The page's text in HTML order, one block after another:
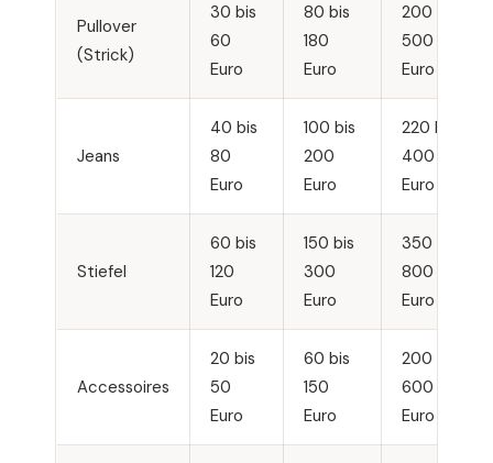
Pullover
(Strick)
30 bis
60
Euro
80 bis
180
Euro
200 bis
500
Euro
Jeans
40 bis
80
Euro
100 bis
200
Euro
220 bis
400
Euro
Stiefel
60 bis
120
Euro
150 bis
300
Euro
350 bis
800
Euro
Accessoires
20 bis
50
Euro
60 bis
150
Euro
200 bis
600
Euro